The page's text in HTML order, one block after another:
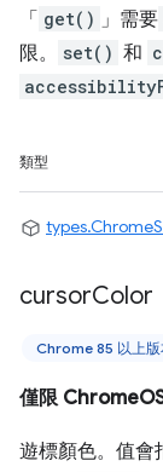
「 get() 」需要
限。
set() 和
類型
cursorColor
Chrome 85 以上版
僅限
遊標顏色。值會